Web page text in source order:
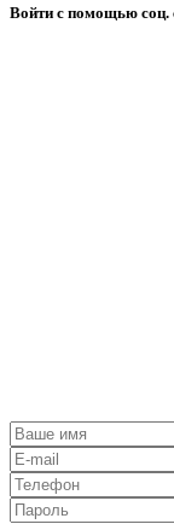
Войти с помощью соц.